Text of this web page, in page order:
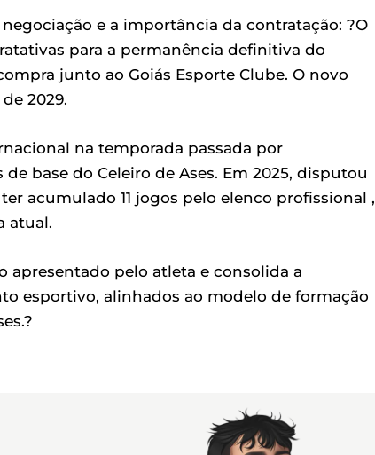
e a importância da contratação: ?O
para a permanência definitiva do
junto ao Goiás Esporte Clube. O novo
2029.
na temporada passada por
base do Celeiro de Ases. Em 2025, disputou
acumulado 11 jogos pelo elenco profissional ,
atual.
apresentado pelo atleta e consolida a
esportivo, alinhados ao modelo de formação